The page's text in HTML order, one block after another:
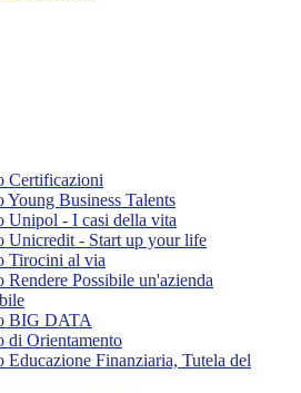
Certificazioni
Young Business Talents
Unipol - I casi della vita
Unicredit - Start up your life
Tirocini al via
Rendere Possibile un'azienda
BIG DATA
di Orientamento
Educazione Finanziaria, Tutela del